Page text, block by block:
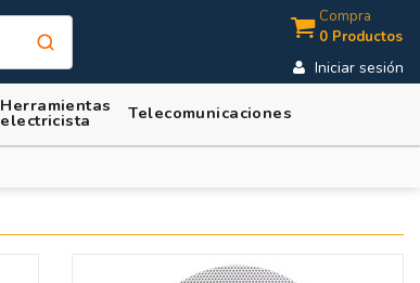
Compra
0 Productos
Iniciar sesión
Herramientas
electricista Telecomunicaciones